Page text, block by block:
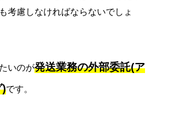
考慮しなければならないでしょ
いのが発送業務の外部委託(ア
)です。